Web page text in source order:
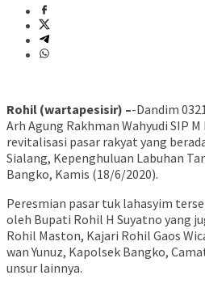
Rohil (wartapesisir) –-Dandim
Arh Agung Rakhman Wahyudi SIP
revitalisasi pasar rakyat yang
Sialang, Kepenghuluan Labuhan
Bangko, Kamis (18/6/2020).
Peresmian pasar tuk lahasyim
oleh Bupati Rohil H Suyatno yang
Rohil Maston, Kajari Rohil Gaos
wan Yunuz, Kapolsek Bangko,
unsur lainnya.